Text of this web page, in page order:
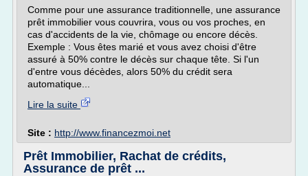
Comme pour une assurance traditionnelle, une assurance
prêt immobilier vous couvrira, vous ou vos proches, en
cas d'accidents de la vie, chômage ou encore décès.
Exemple : Vous êtes marié et vous avez choisi d'être
assuré à 50% contre le décès sur chaque tête. Si l'un
d'entre vous décèdes, alors 50% du crédit sera
automatique...
Lire la suite
Site : http://www.financezmoi.net
Prêt Immobilier, Rachat de crédits,
Assurance de prêt ...